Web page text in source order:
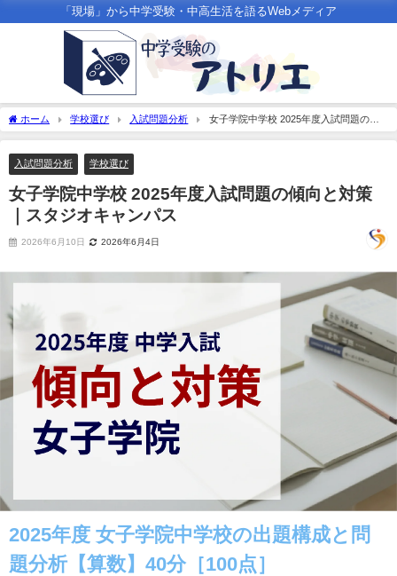
「現場」から中学受験・中高生活を語るWebメディア
ホーム 学校選び 入試問題分析
女子学院中学校 2025年度入試問題の傾
向と対策｜スタジオキャンパス
入試問題分析 学校選び
女子学院中学校 2025年度入試問題の傾向と対策
｜スタジオキャンパス
2026年6月10日 2026年6月4日
2025年度 女子学院中学校の出題構成と問
題分析【算数】40分［100点］